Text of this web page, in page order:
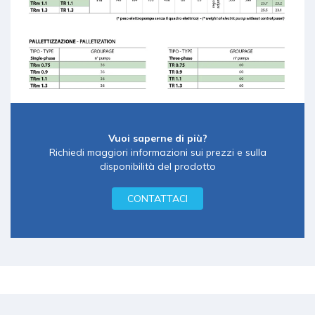
Vuoi saperne di più?
Richiedi maggiori informazioni sui prezzi e sulla
disponibilità del prodotto
CONTATTACI